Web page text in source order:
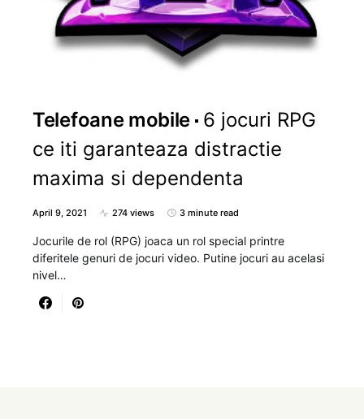
Telefoane mobile 6 jocuri RPG
ce iti garanteaza distractie
maxima si dependenta
April 9, 2021 274 views 3 minute read
Jocurile de rol (RPG) joaca un rol special printre
diferitele genuri de jocuri video. Putine jocuri au acelasi
nivel…